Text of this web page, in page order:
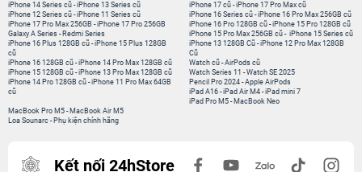
iPhone 14 Series cũ -iPhone 13 Series cũ
iPhone 12 Series cũ -iPhone 11 Series cũ
iPhone 17 Pro Max 256GB -iPhone 17 Pro 256GB
Galaxy A Series - Redmi Series
iPhone 17 cũ -iPhone 17 Pro Max cũ
iPhone 16 Series cũ - iPhone 16 Pro Max 256GB cũ
iPhone 16 Pro 128GB cũ -iPhone 15 Pro 128GB cũ
iPhone 15 Pro Max 256GB cũ - iPhone 15 Series cũ
iPhone 16 Plus 128GB cũ -iPhone 15 Plus 128GB
cũ
iPhone 16 128GB cũ -iPhone 14 Pro Max 128GB cũ
iPhone 15 128GB cũ -iPhone 13 Pro Max 128GB cũ
iPhone 14 Pro 128GB cũ -iPhone 11 Pro Max 64GB
cũ
iPhone 13 128GB Cũ -iPhone 12 Pro Max 128GB
Cũ
Watch cũ -AirPods cũ
Watch Series 11 -Watch SE 2025
Pencil Pro 2024 -Apple AirPods
iPad A16 -iPad Air M4 -iPad mini 7
iPad Pro M5 - MacBook Neo
MacBook Pro M5 - MacBook Air M5
Loa Sounarc - Phụ kiện chính hãng
Kết nối 24hStore